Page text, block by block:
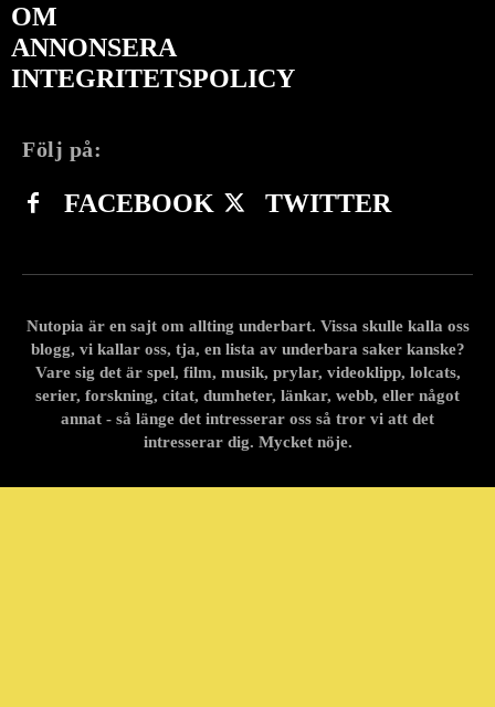
OM
ANNONSERA
INTEGRITETSPOLICY
Följ på:
FACEBOOK TWITTER
Nutopia är en sajt om allting underbart. Vissa skulle kalla oss
blogg, vi kallar oss, tja, en lista av underbara saker kanske?
Vare sig det är spel, film, musik, prylar, videoklipp, lolcats,
serier, forskning, citat, dumheter, länkar, webb, eller något
annat - så länge det intresserar oss så tror vi att det
intresserar dig. Mycket nöje.